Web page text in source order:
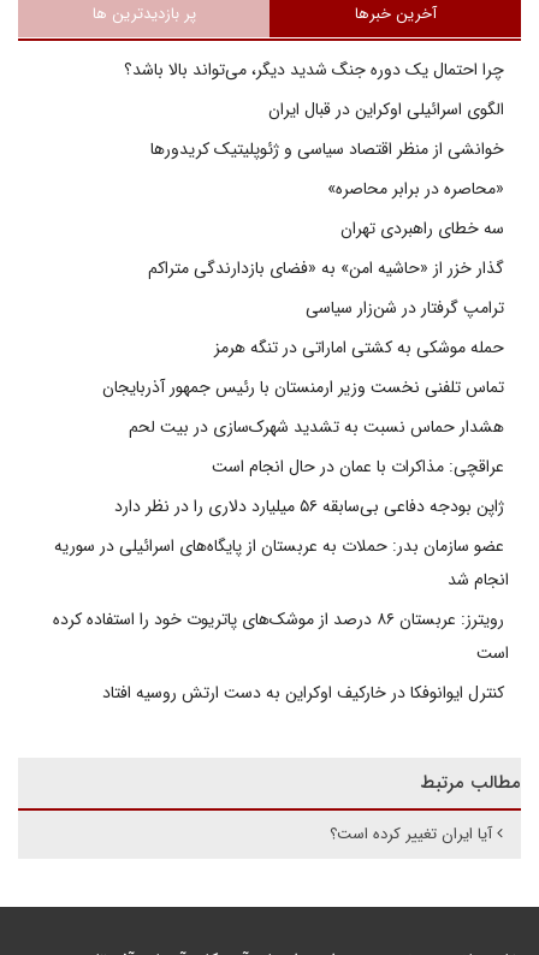
آخرین خبرها پر بازدیدترین ها
چرا احتمال یک دوره جنگ شدید دیگر، می‌تواند بالا باشد؟
الگوی اسرائیلی اوکراین در قبال ایران
خوانشی از منظر اقتصاد سیاسی و ژئوپلیتیک کریدورها
«محاصره در برابر محاصره»
سه خطای راهبردی تهران
گذار خزر از «حاشیه امن» به «فضای بازدارندگی متراکم
ترامپ گرفتار در شن‌زار سیاسی
حمله موشکی به کشتی اماراتی در تنگه هرمز
تماس تلفنی نخست وزیر ارمنستان با رئیس جمهور آذربایجان
هشدار حماس نسبت به تشدید شهرک‌سازی در بیت‌ لحم
عراقچی: مذاکرات با عمان در حال انجام است
ژاپن بودجه دفاعی بی‌سابقه ۵۶ میلیارد دلاری را در نظر دارد
عضو سازمان بدر: حملات به عربستان از پایگاه‌های اسرائیلی در سوریه
انجام شد
رویترز: عربستان ۸۶ درصد از موشک‌های پاتریوت خود را استفاده کرده
است
کنترل ایوانوفکا در خارکیف اوکراین به دست ارتش روسیه افتاد
مطالب مرتبط
آیا ایران تغییر کرده است؟